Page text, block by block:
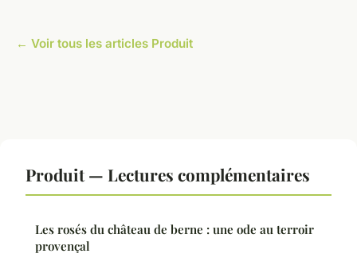
← Voir tous les articles Produit
Produit — Lectures complémentaires
Les rosés du château de berne : une ode au terroir
provençal